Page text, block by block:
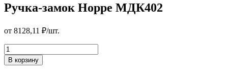
Ручка-замок Hoppe МДК402
от 8128,11 ₽/шт.
Ручка-
замок
Hoppe
В корзину